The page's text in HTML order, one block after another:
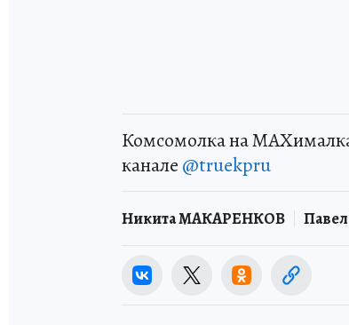
Комсомолка на
канале @truekpru
Никита МАКАРЕНКОВ